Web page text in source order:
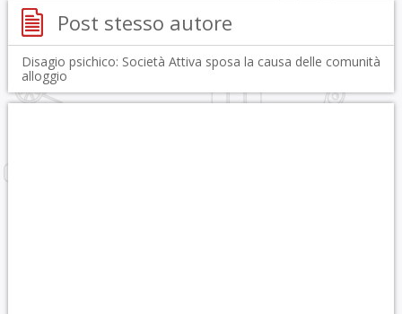
Post stesso autore
Disagio psichico: Società Attiva sposa la causa delle comunità
alloggio